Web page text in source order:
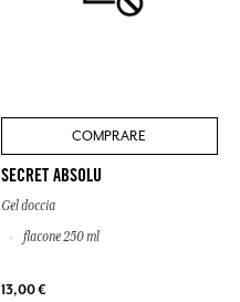
COMPRARE
SECRET ABSOLU
Gel doccia
flacone 250 ml
13,00 €